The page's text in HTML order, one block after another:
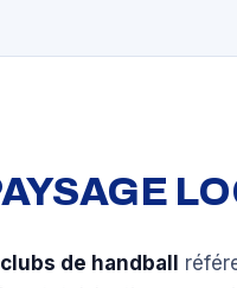
de handball